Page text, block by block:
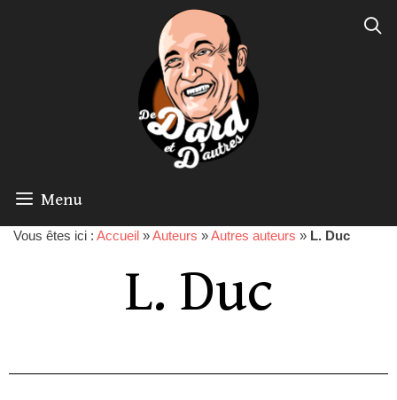
Menu
Vous êtes ici : Accueil »Auteurs »Autres auteurs » L. Duc
L. Duc